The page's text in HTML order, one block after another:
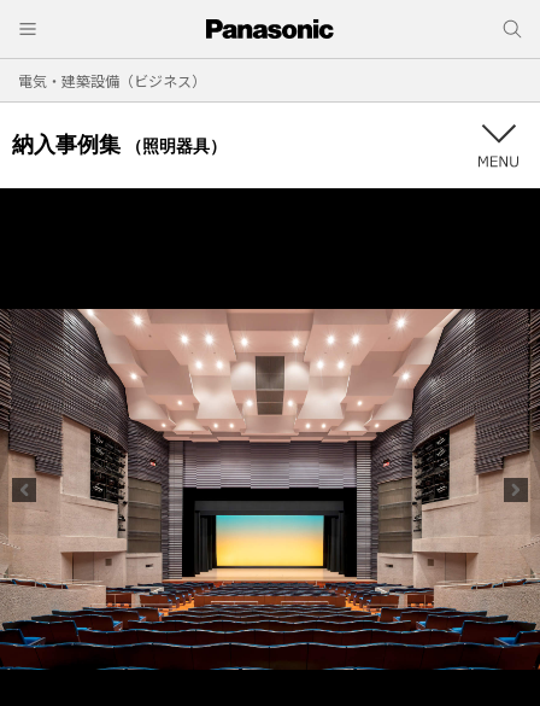
電気・建築設備（ビジネス）
納入事例集 （照明器具）